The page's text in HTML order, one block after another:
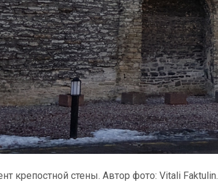
крепостной стены. Автор фото: Vitali Faktulin.